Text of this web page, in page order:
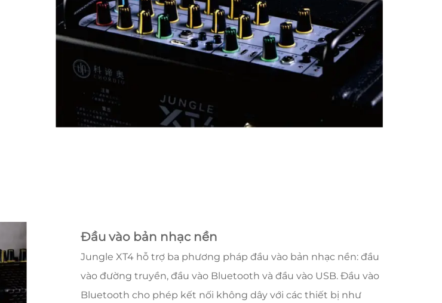
Đầu vào bản nhạc nền
Jungle XT4 hỗ trợ ba phương pháp đầu vào bản nhạc nền: đầu
vào đường truyền, đầu vào Bluetooth và đầu vào USB. Đầu vào
Bluetooth cho phép kết nối không dây với các thiết bị như